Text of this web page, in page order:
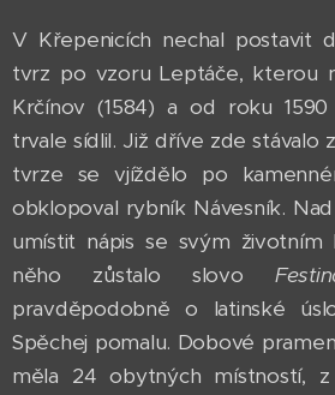
V Křepenicích nechal postavit
tvrz po vzoru Leptáče, kterou
Krčínov (1584) a od roku
trvale sídlil. Již dříve zde stávalo
tvrze se vjíždělo po
obklopoval rybník Návesník.
umístit nápis se svým
něho zůstalo slovo
pravděpodobně o latinské
Spěchej pomalu. Dobové
měla 24 obytných místností,